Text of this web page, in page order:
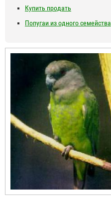
Купить продать
Попугаи из одного семейства